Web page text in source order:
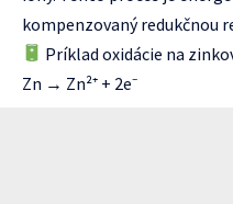
kompenzovaný redukčnou
Príklad oxidácie na
Zn → Zn²⁺ + 2e⁻